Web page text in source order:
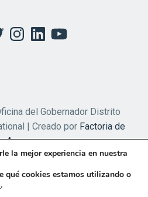
InstagramLinkedInYouTube
del Gobernador Distrito
| Creado por Factoria de
Apps
la mejor experiencia en nuestra
qué cookies estamos utilizando o
.